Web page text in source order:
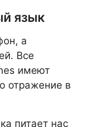
язык
а
Все
имеют
отражение в
питает нас